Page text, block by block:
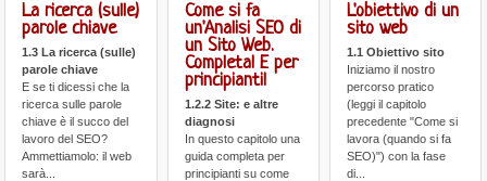
La ricerca (sulle)
parole chiave
1.3 La ricerca (sulle)
parole chiave
E se ti dicessi che la
ricerca sulle parole
chiave è il succo del
lavoro del SEO?
Ammettiamolo: il web
sarà...
Come si fa
un'Analisi SEO di
un Sito Web.
Completa! E per
principianti!
1.2.2 Site: e altre
diagnosi
In questo capitolo una
guida completa per
principianti su come
L'obiettivo di un
sito web
1.1 Obiettivo sito
Iniziamo il nostro
percorso pratico
(leggi il capitolo
precedente "Come si
lavora (quando si fa
SEO)") con la fase
di...